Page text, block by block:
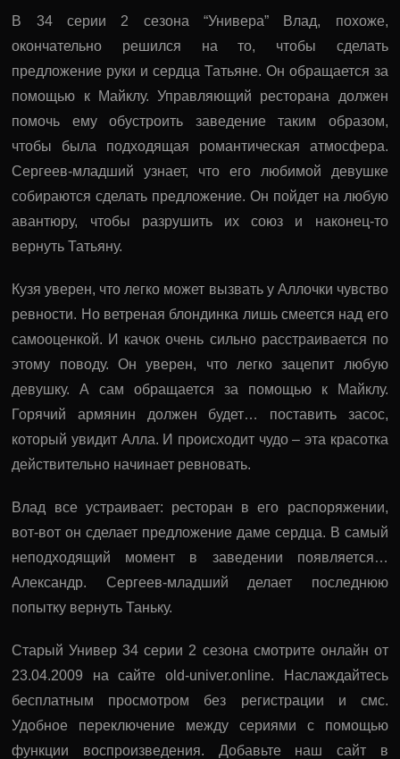
В 34 серии 2 сезона “Универа” Влад, похоже,
окончательно решился на то, чтобы сделать
предложение руки и сердца Татьяне. Он обращается за
помощью к Майклу. Управляющий ресторана должен
помочь ему обустроить заведение таким образом,
чтобы была подходящая романтическая атмосфера.
Сергеев-младший узнает, что его любимой девушке
собираются сделать предложение. Он пойдет на любую
авантюру, чтобы разрушить их союз и наконец-то
вернуть Татьяну.
Кузя уверен, что легко может вызвать у Аллочки чувство
ревности. Но ветреная блондинка лишь смеется над его
самооценкой. И качок очень сильно расстраивается по
этому поводу. Он уверен, что легко зацепит любую
девушку. А сам обращается за помощью к Майклу.
Горячий армянин должен будет… поставить засос,
который увидит Алла. И происходит чудо – эта красотка
действительно начинает ревновать.
Влад все устраивает: ресторан в его распоряжении,
вот-вот он сделает предложение даме сердца. В самый
неподходящий момент в заведении появляется…
Александр. Сергеев-младший делает последнюю
попытку вернуть Таньку.
Старый Универ 34 серии 2 сезона смотрите онлайн от
23.04.2009 на сайте old-univer.online. Наслаждайтесь
бесплатным просмотром без регистрации и смс.
Удобное переключение между сериями с помощью
функции воспроизведения. Добавьте наш сайт в